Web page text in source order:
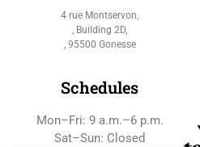
4 rue Montservon,
, Building 2D,
, 95500 Gonesse
Schedules
Mon–Fri: 9 a.m.–6 p.m.
Sat–Sun: Closed